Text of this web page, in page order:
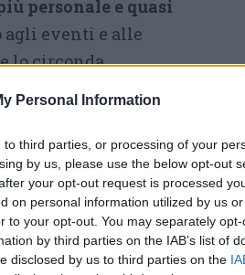
Personal Information
third parties, or processing of your
by us, please use the below opt-out
your opt-out request is processed
on personal information utilized by us
to your opt-out. You may separately
by third parties on the IAB’s list of
disclosed by us to third parties on the
personale e quasi
agli eventi e alle
lo circonda.
possedere “buon
il richiamo a una
mondo».
essere
sicuramente essere non
utopisti nel senso di
di armi sempre più